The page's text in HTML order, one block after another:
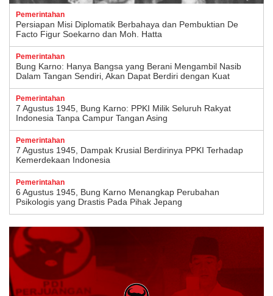
Pemerintahan
Persiapan Misi Diplomatik Berbahaya dan Pembuktian De
Facto Figur Soekarno dan Moh. Hatta
Pemerintahan
Bung Karno: Hanya Bangsa yang Berani Mengambil Nasib
Dalam Tangan Sendiri, Akan Dapat Berdiri dengan Kuat
Pemerintahan
7 Agustus 1945, Bung Karno: PPKI Milik Seluruh Rakyat
Indonesia Tanpa Campur Tangan Asing
Pemerintahan
7 Agustus 1945, Dampak Krusial Berdirinya PPKI Terhadap
Kemerdekaan Indonesia
Pemerintahan
6 Agustus 1945, Bung Karno Menangkap Perubahan
Psikologis yang Drastis Pada Pihak Jepang